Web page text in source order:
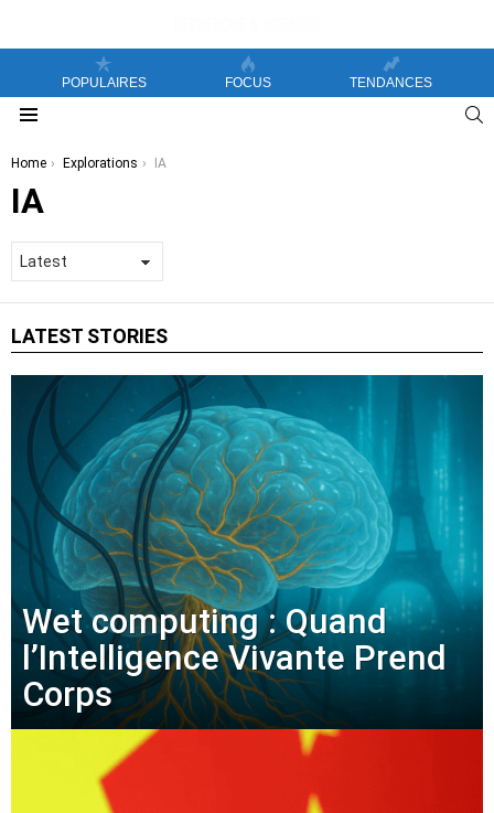
POPULAIRES FOCUS TENDANCES
You are here:
Home Explorations IA
IA
LATEST STORIES
Wet computing : Quand
l’Intelligence Vivante Prend
Corps